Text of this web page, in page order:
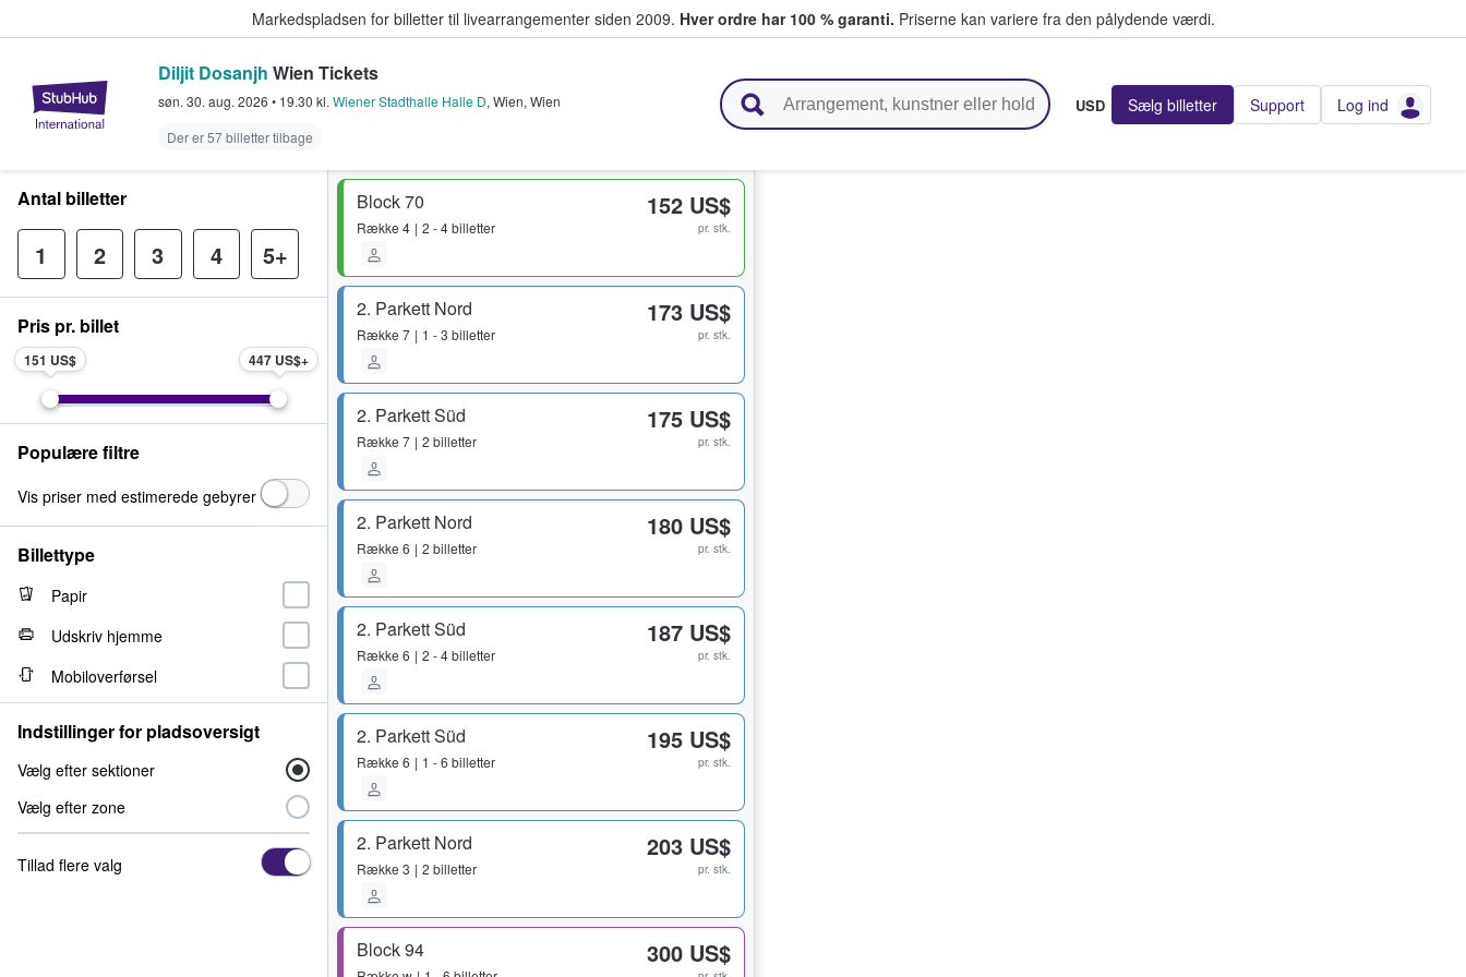
Markedspladsen for billetter til livearrangementer siden 2009. Hver ordre har 100 % garanti. Priserne kan variere fra den pålydende værdi.
StubHub - Hvor fans køber og sælger billetter
Diljit Dosanjh Wien Tickets
søn. 30. aug. 2026 • 19.30 kl. Wiener Stadthalle Halle D, Wien, Wien
Der er 57 billetter tilbage
USD Sælg billetter Support Log ind
Block 70
Række 4 2 - 4 billetter
152 US$
pr. stk.
2. Parkett Nord
Række 7 1 - 3 billetter
173 US$
pr. stk.
2. Parkett Süd
Række 7 2 billetter
175 US$
pr. stk.
2. Parkett Nord
Række 6 2 billetter
180 US$
pr. stk.
2. Parkett Süd
Række 6 2 - 4 billetter
187 US$
pr. stk.
2. Parkett Süd
Række 6 1 - 6 billetter
195 US$
pr. stk.
2. Parkett Nord
Række 3 2 billetter
203 US$
pr. stk.
Block 94 300 US$
Antal billetter
1 2 3 4 5+
Pris pr. billet
151 US$ 447 US$
Populære filtre
Vis priser med estimerede gebyrer
Billettype
Papir
Udskriv hjemme
Mobiloverførsel
Indstillinger for pladsoversigt
Vælg efter sektioner
Vælg efter zone
Tillad flere valg